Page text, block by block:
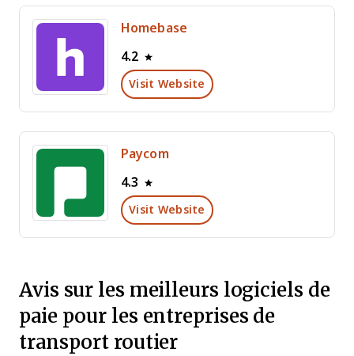
Homebase
4.2
Visit Website
Paycom
4.3
Visit Website
Avis sur les meilleurs logiciels de
paie pour les entreprises de
transport routier